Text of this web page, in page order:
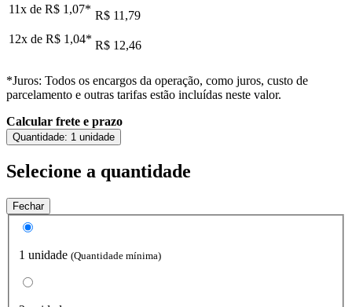
11x de R$ 1,07* R$ 11,79
12x de R$ 1,04* R$ 12,46
*Juros: Todos os encargos da operação, como juros, custo de
parcelamento e outras tarifas estão incluídas neste valor.
Calcular frete e prazo
Quantidade: 1 unidade
Selecione a quantidade
Fechar
1 unidade (Quantidade mínima)